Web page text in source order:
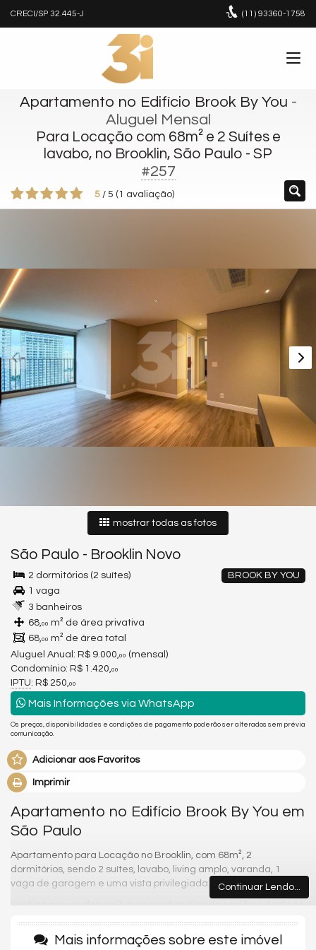
CRECI/SP 32.445-J (11) 93360-1758
Apartamento no Edifício Brook By You -
Aluguel Mensal
Para Locação com 68m² e 2 Suítes e
lavabo, no Brooklin, São Paulo - SP
#257
5 / 5 ( 1 avaliação)
mostrar todas as fotos
São Paulo - Brooklin Novo
BROOK BY YOU
2 dormitórios (2 suítes)
1 vaga
3 banheiros
68,00 m² de área privativa
68,00 m² de área total
Aluguel Anual: R$ 9.000,00 (mensal)
Condomínio: R$ 1.420,00
IPTU: R$ 250,00
Mais Informações via WhatsApp
Os preços, disponibilidades e condições de pagamento poderão ser alterados sem prévia
comunicação.
Adicionar aos Favoritos
Imprimir
Apartamento no Edifício Brook By You em
São Paulo
Apartamento para Locação no Brooklin, com 68m², 2
dormitórios, sendo 2 suítes, lavabo, living amplo, varanda, 1
vaga de garagem e uma vista privilegiada.
Venha para um dos melhores condomínios da região e desfrute
merece. O condomínio possui 1 vaga de garagem, piscina,
salão de festas, sala de jogos, playground, academia, sauna e
Continuar Lendo...
Mais informações sobre este imóvel